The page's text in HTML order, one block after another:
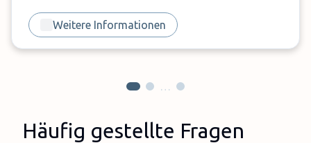
Weitere Informationen
…
Häufig gestellte Fragen